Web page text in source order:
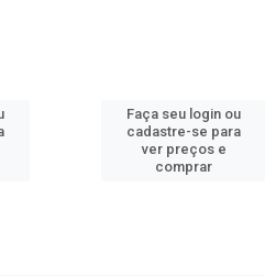
Faça seu login ou
cadastre-se para
ver preços e
comprar